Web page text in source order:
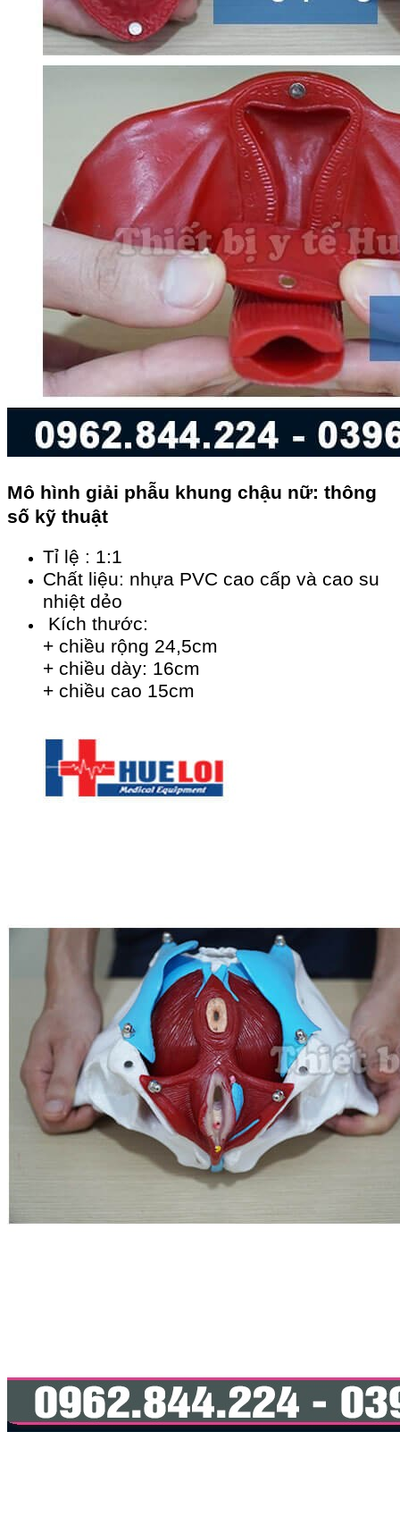
Mô hình giải phẫu khung chậu nữ: thông
số kỹ thuật
Tỉ lệ : 1:1
Chất liệu: nhựa PVC cao cấp và cao su
nhiệt dẻo
Kích thước:
+ chiều rộng 24,5cm
+ chiều dày: 16cm
+ chiều cao 15cm